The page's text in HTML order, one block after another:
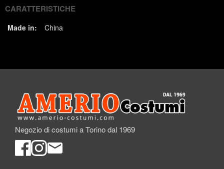
CARATTERISTICHE
Made in: China
Negozio di costumi a Torino dal 1969